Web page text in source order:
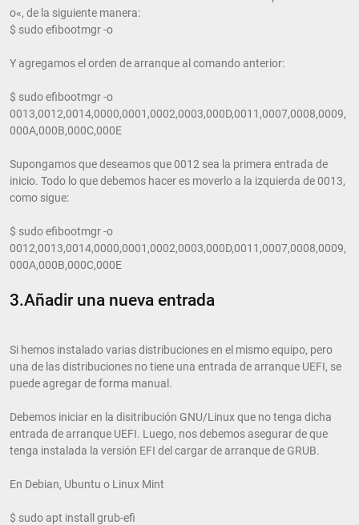
o«, de la siguiente manera:
$ sudo efibootmgr -o
Y agregamos el orden de arranque al comando anterior:
$ sudo efibootmgr -o
0013,0012,0014,0000,0001,0002,0003,000D,0011,0007,0008,0009,
000A,000B,000C,000E
Supongamos que deseamos que 0012 sea la primera entrada de
inicio. Todo lo que debemos hacer es moverlo a la izquierda de 0013,
como sigue:
$ sudo efibootmgr -o
0012,0013,0014,0000,0001,0002,0003,000D,0011,0007,0008,0009,
000A,000B,000C,000E
3.Añadir una nueva entrada
Si hemos instalado varias distribuciones en el mismo equipo, pero
una de las distribuciones no tiene una entrada de arranque UEFI, se
puede agregar de forma manual.
Debemos iniciar en la disitribución GNU/Linux que no tenga dicha
entrada de arranque UEFI. Luego, nos debemos asegurar de que
tenga instalada la versión EFI del cargar de arranque de GRUB.
En Debian, Ubuntu o Linux Mint
$ sudo apt install grub-efi